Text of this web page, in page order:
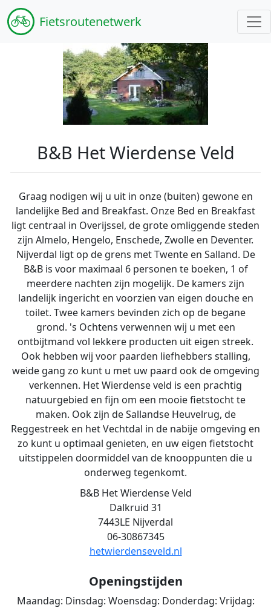
Fietsroutenetwerk
B&B Het Wierdense Veld
Graag nodigen wij u uit in onze (buiten) gewone en
landelijke Bed and Breakfast. Onze Bed en Breakfast
ligt centraal in Overijssel, de grote omliggende steden
zijn Almelo, Hengelo, Enschede, Zwolle en Deventer.
Nijverdal ligt op de grens met Twente en Salland. De
B&B is voor maximaal 6 personen te boeken, 1 of
meerdere nachten zijn mogelijk. De kamers zijn
landelijk ingericht en voorzien van eigen douche en
toilet. Twee kamers bevinden zich op de begane
grond. 's Ochtens verwennen wij u met een
ontbijtmand vol lekkere producten uit eigen streek.
Ook hebben wij voor paarden liefhebbers stalling,
weide gang zo kunt u met uw paard ook de omgeving
verkennen. Het Wierdense veld is een prachtig
natuurgebied en fijn om een mooie fietstocht te
maken. Ook zijn de Sallandse Heuvelrug, de
Reggestreek en het Vechtdal in de nabije omgeving en
zo kunt u optimaal genieten, en uw eigen fietstocht
uitstippelen doormiddel van de knooppunten die u
onderweg tegenkomt.
B&B Het Wierdense Veld
Dalkruid 31
7443LE Nijverdal
06-30867345
hetwierdenseveld.nl
Openingstijden
Maandag: Dinsdag: Woensdag: Donderdag: Vrijdag: